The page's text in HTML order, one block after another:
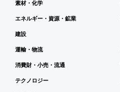
素材・化学
エネルギー・資源・鉱業
建設
運輸・物流
消費財・小売・流通
テクノロジー